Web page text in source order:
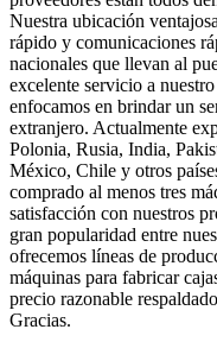
Nuestra ubicación
rápido y comunicaciones
nacionales que llevan al
excelente servicio a
enfocamos en brindar un
extranjero. Actualmente
Polonia, Rusia, India,
México, Chile y otros
comprado al menos tres
satisfacción con nuestros
gran popularidad entre
ofrecemos líneas de
máquinas para fabricar
precio razonable
Gracias.